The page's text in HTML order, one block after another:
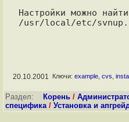
Настройки можно
20.10.2001 Ключи: example cvs
Раздел: Корень /
специфика/ Установка и